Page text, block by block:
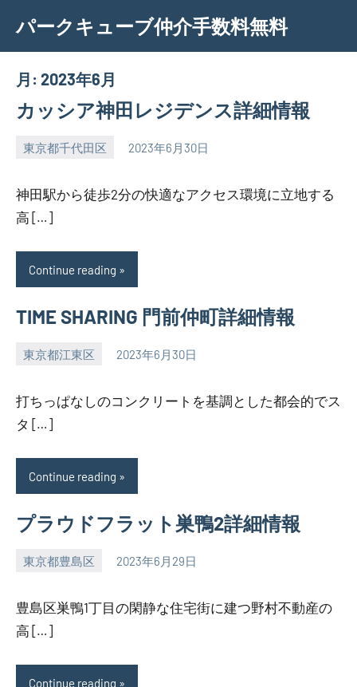
content
パークキューブ仲介手数料無料
月: 2023年6月
カッシア神田レジデンス詳細情報
東京都千代田区 2023年6月30日
SEZIMO
神田駅から徒歩2分の快適なアクセス環境に立地する
高 […]
Continue reading
TIME SHARING 門前仲町詳細情報
東京都江東区 2023年6月30日
SEZIMO
打ちっぱなしのコンクリートを基調とした都会的でス
タ […]
Continue reading
プラウドフラット巣鴨2詳細情報
東京都豊島区 2023年6月29日
SEZIMO
豊島区巣鴨1丁目の閑静な住宅街に建つ野村不動産の
高 […]
Continue reading